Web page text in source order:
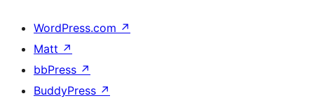
WordPress.com ↗
Matt ↗
bbPress ↗
BuddyPress ↗